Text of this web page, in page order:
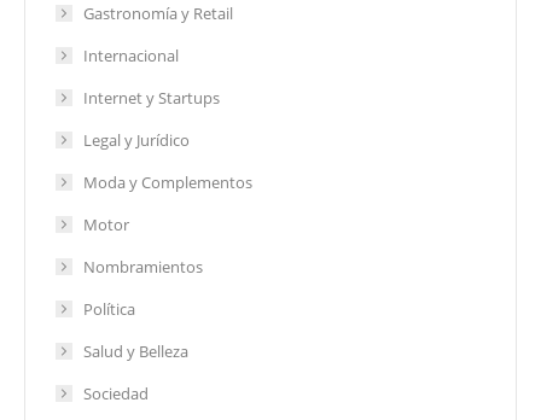
Gastronomía y Retail
Internacional
Internet y Startups
Legal y Jurídico
Moda y Complementos
Motor
Nombramientos
Política
Salud y Belleza
Sociedad